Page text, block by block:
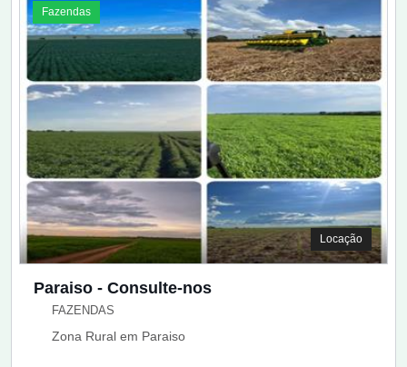
Fazendas
Locação
Paraiso - Consulte-nos
FAZENDAS
Zona Rural em Paraiso